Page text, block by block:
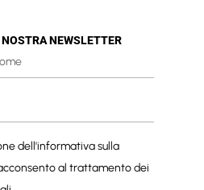
NEWSLETTER
dell'informativa sulla
al trattamento dei